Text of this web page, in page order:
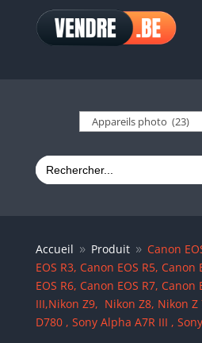
Search
for:
Accueil 9 Produit 9 Canon
EOS R3, Canon EOS R5,
EOS R6, Canon EOS R7, Canon
III,Nikon Z9, Nikon Z8, Nikon
D780 , Sony Alpha A7R III ,